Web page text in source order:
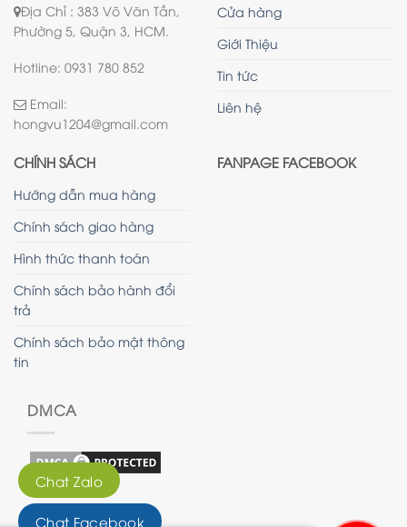
Địa Chỉ : 383 Võ Văn Tần,
Phường 5, Quận 3, HCM.
Hotline: 0931 780 852
Email:
hongvu1204@gmail.com
Cửa hàng
Giới Thiệu
Tin tức
Liên hệ
CHÍNH SÁCH
Hướng dẫn mua hàng
Chính sách giao hàng
Hình thức thanh toán
Chính sách bảo hành đổi
trả
Chính sách bảo mật thông
tin
DMCA
FANPAGE FACEBOOK
Chat Zalo
Chat Facebook